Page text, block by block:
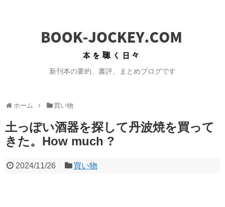
新刊本の要約、書評、まとめブログです
ホーム 買い物
土っぽい酒器を探して丹波焼を買って
きた。How much ?
2024/11/26 買い物